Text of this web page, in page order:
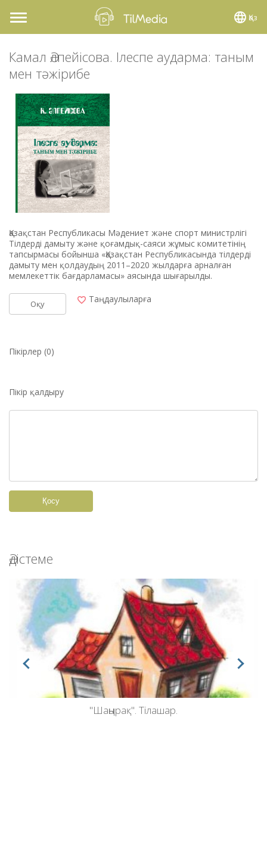
Toggle
navigation
Қаз
Камал Әлпейісова. Ілеспе аударма: таным
мен тәжірибе
Қазақстан Республикасы Мәдениет және спорт министрлігі
Тілдерді дамыту және қоғамдық-саяси жұмыс комитетінің
тапсырмасы бойынша «Қазақстан Республикасында тілдерді
дамыту мен қолдаудың 2011–2020 жылдарға арналған
мемлекеттік бағдарламасы» аясында шығарылды.
Оқу Таңдаулыларға
Пікірлер (0)
Пікір қалдыру
Қосу
Әдістеме
"Шаңырақ". Тілашар.